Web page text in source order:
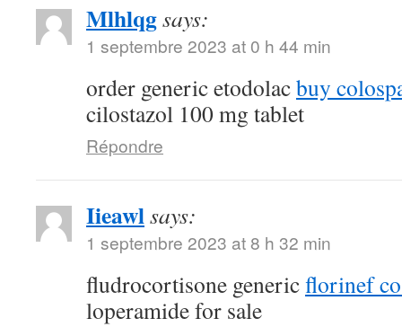
Mlhlqgsays:
1 septembre 2023 at 0 h 44 min
order generic etodolacbuy
cilostazol 100 mg tablet
Répondre
Iieawlsays:
1 septembre 2023 at 8 h 32 min
fludrocortisone genericflorinef
loperamide for sale